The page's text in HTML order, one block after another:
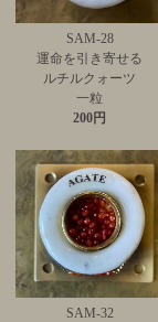
SAM-28
運命を引き寄せる
ルチルクォーツ
一粒
200円
SAM-32